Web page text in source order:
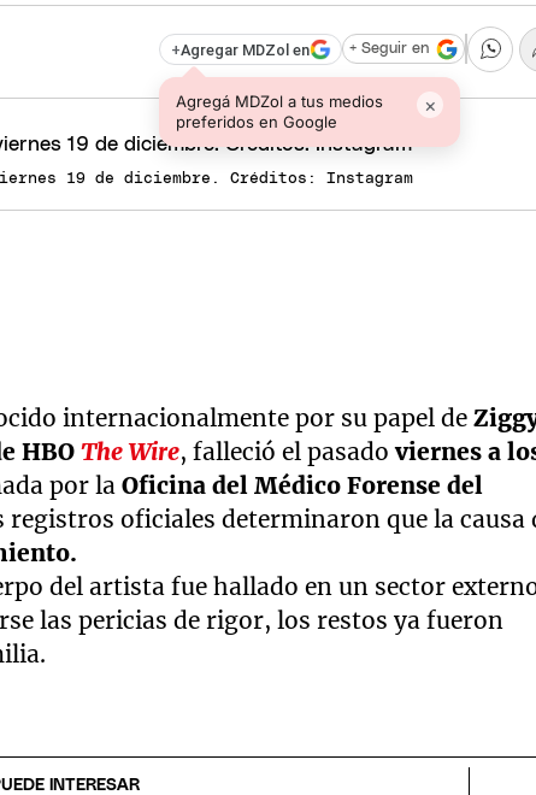
+Agregar MDZol en
Agregá MDZol a tus medios
preferidos en Google
×
+ Seguir en
19 de diciembre. Créditos: Instagram
internacionalmente por su papel de
HBOThe Wire, falleció el pasado viernes a
por laOficina del Médico Forense del
registros oficiales determinaron que la causa
del artista fue hallado en un sector
las pericias de rigor, los restos ya fueron
INTERESAR